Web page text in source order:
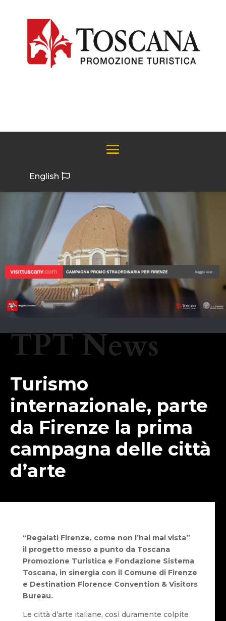
English
TPT News
Turismo
internazionale, parte
da Firenze la prima
campagna delle città
d’arte
“Regalati Firenze, come non l’hai mai vista”
il progetto messo a punto da Toscana
Promozione Turistica e Fondazione Sistema
Toscana, in sinergia con il Comune di Firenze
e Destination Florence Convention & Visitors
Bureau.
Le città d’arte italiane, così duramente colpite